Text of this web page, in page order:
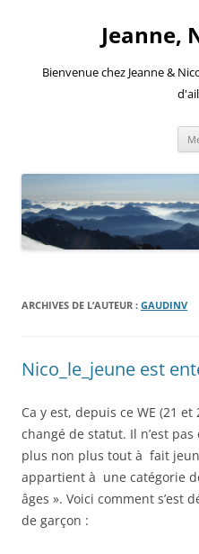
Jeanne,
Bienvenue chez Jeanne &
ARCHIVES DE L’AUTEUR : GAUDINV
Nico_le_jeune est
Ca y est, depuis ce WE (21
changé de statut. Il n’est
plus non plus tout à fait
appartient à une catégorie
âges ». Voici comment s’est
de garçon :